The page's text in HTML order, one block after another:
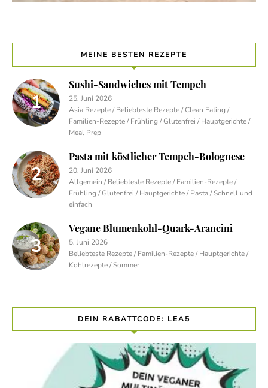
MEINE BESTEN REZEPTE
Sushi-Sandwiches mit Tempeh
25. Juni 2026
Asia Rezepte / Beliebteste Rezepte / Clean Eating /
Familien-Rezepte / Frühling / Glutenfrei / Hauptgerichte /
Meal Prep
Pasta mit köstlicher Tempeh-Bolognese
20. Juni 2026
Allgemein / Beliebteste Rezepte / Familien-Rezepte /
Frühling / Glutenfrei / Hauptgerichte / Pasta / Schnell und
einfach
Vegane Blumenkohl-Quark-Arancini
5. Juni 2026
Beliebteste Rezepte / Familien-Rezepte / Hauptgerichte /
Kohlrezepte / Sommer
DEIN RABATTCODE: LEA5